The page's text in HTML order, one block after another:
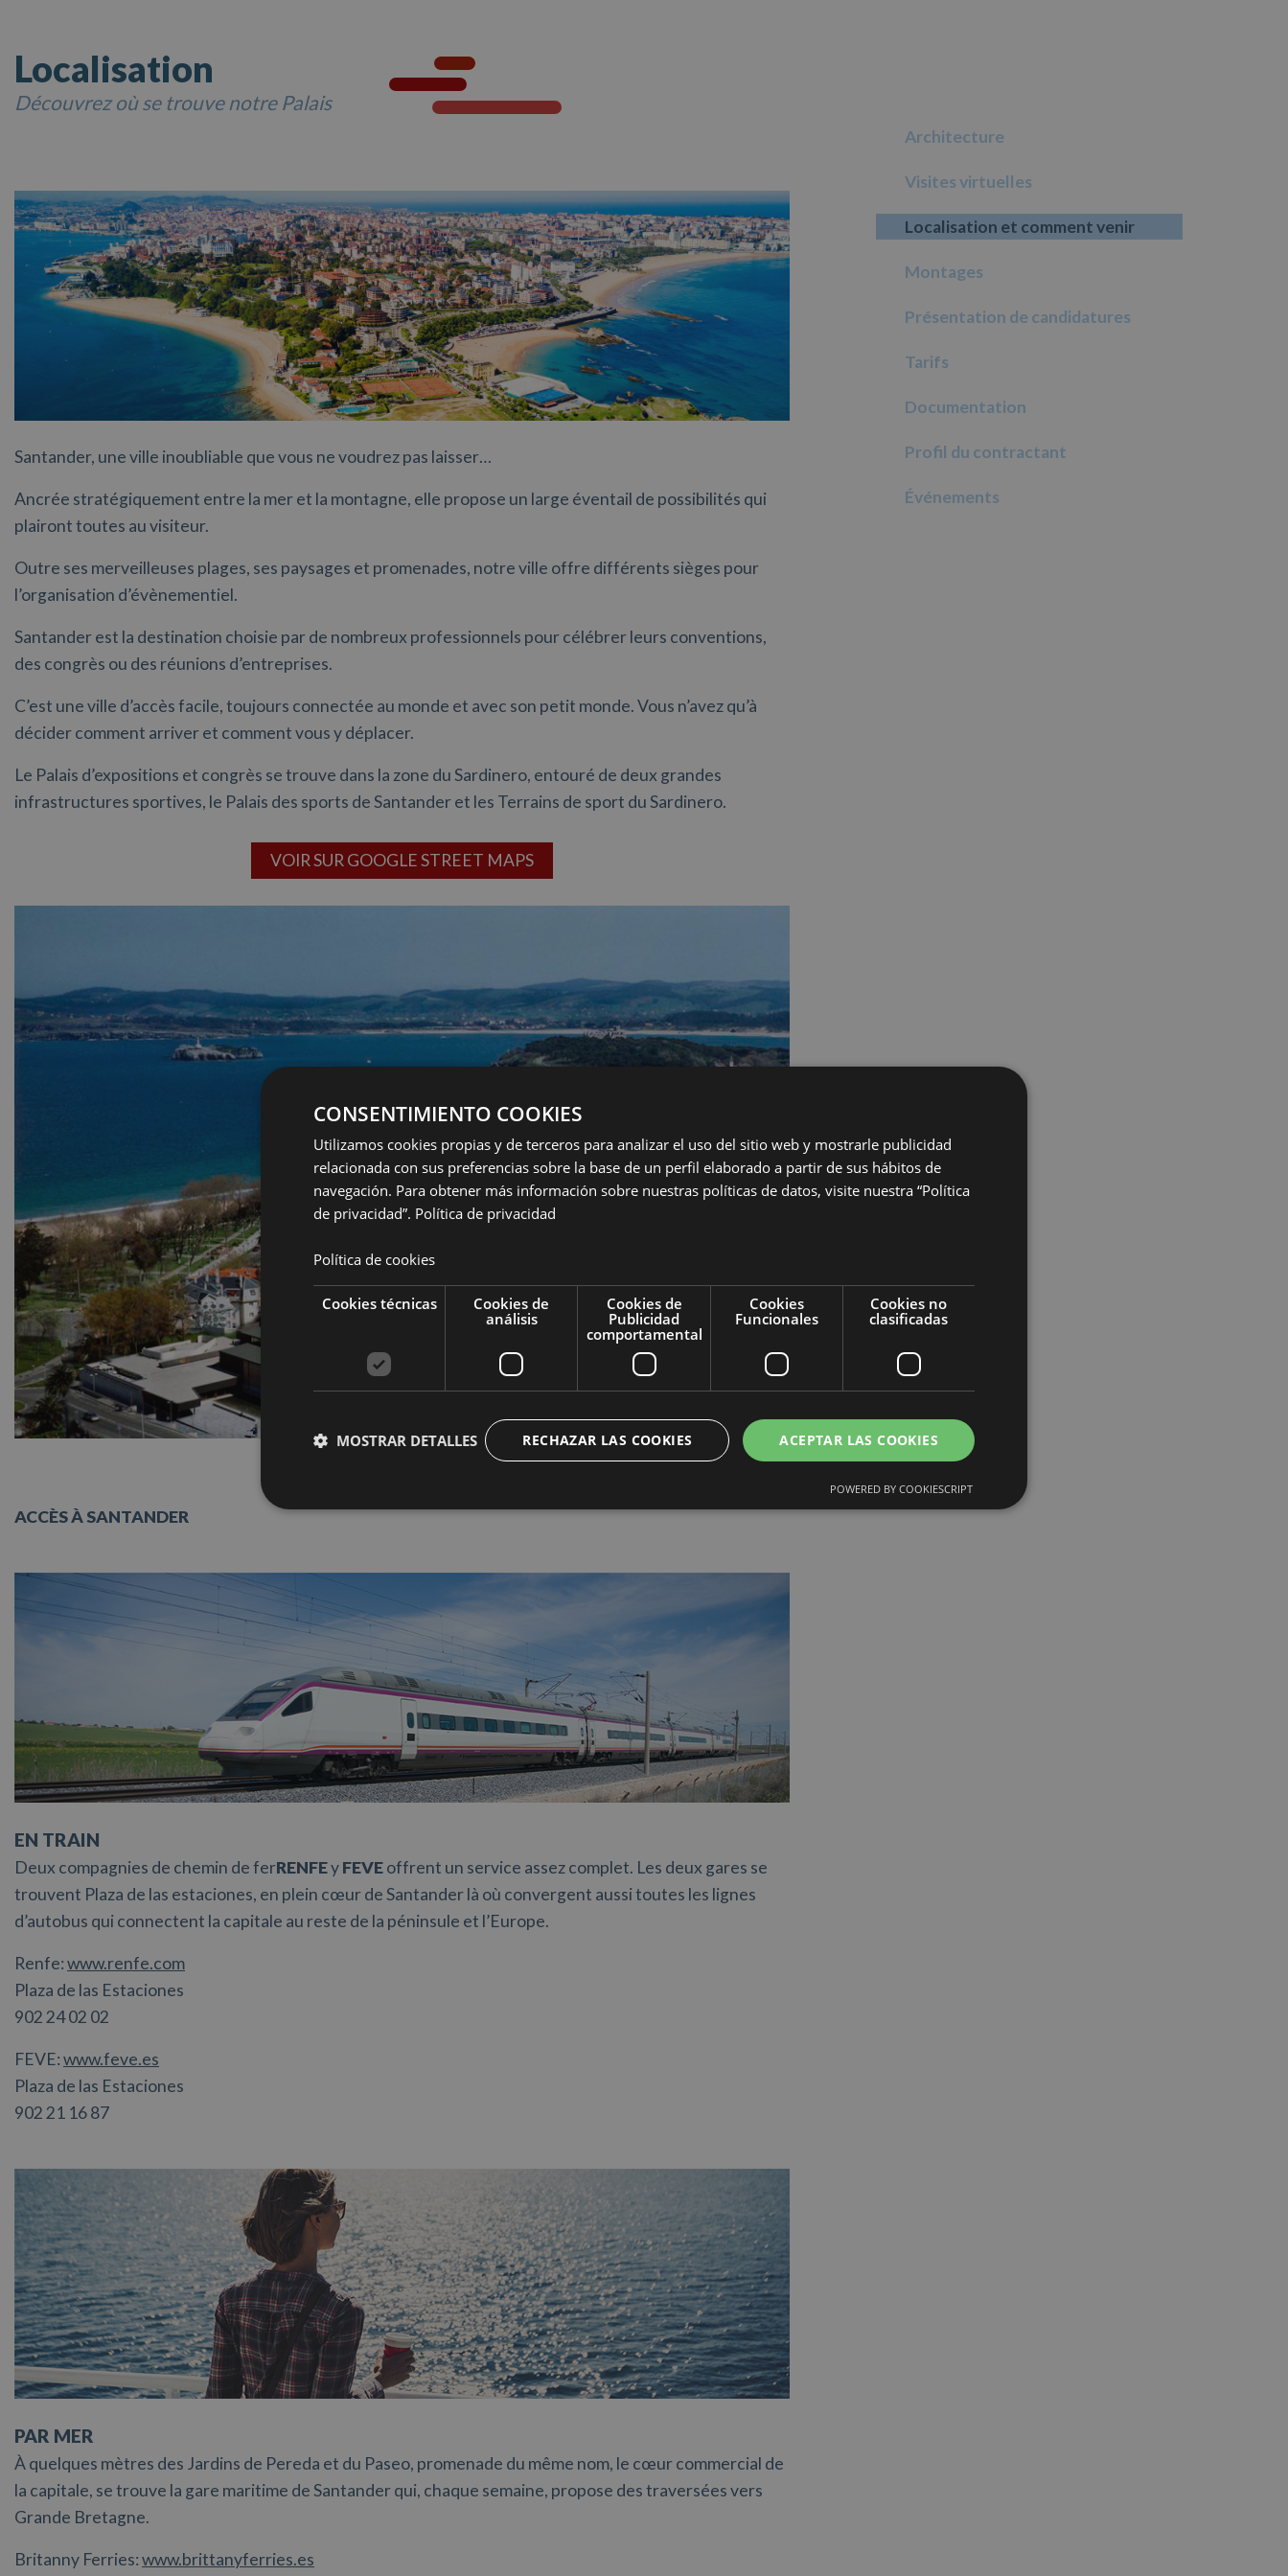
Localisation
Découvrez où se trouve notre Palais
Santander, une ville inoubliable que vous ne voudrez pas laisser…
Ancrée stratégiquement entre la mer et la montagne, elle propose un large éventail de possibilités qui
plairont toutes au visiteur.
Outre ses merveilleuses plages, ses paysages et promenades, notre ville offre différents sièges pour
l’organisation d’évènementiel.
Santander est la destination choisie par de nombreux professionnels pour célébrer leurs conventions,
des congrès ou des réunions d’entreprises.
C’est une ville d’accès facile, toujours connectée au monde et avec son petit monde. Vous n’avez qu’à
décider comment arriver et comment vous y déplacer.
Le Palais d’expositions et congrès se trouve dans la zone du Sardinero, entouré de deux grandes
infrastructures sportives, le Palais des sports de Santander et les Terrains de sport du Sardinero.
VOIR SUR GOOGLE STREET MAPS
ACCÈS À SANTANDER
EN TRAIN
Deux compagnies de chemin de ferRENFEyFEVEoffrent un service assez complet. Les deux gares se
trouvent Plaza de las estaciones, en plein cœur de Santander là où convergent aussi toutes les lignes
d’autobus qui connectent la capitale au reste de la péninsule et l’Europe.
Renfe:www.renfe.com
Plaza de las Estaciones
902 24 02 02
FEVE:www.feve.es
Plaza de las Estaciones
902 21 16 87
PAR MER
À quelques mètres des Jardins de Pereda et du Paseo, promenade du même nom, le cœur commercial de
la capitale, se trouve la gare maritime de Santander qui, chaque semaine, propose des traversées vers
Grande Bretagne.
Britanny Ferries:www.brittanyferries.es
Architecture
Visites virtuelles
Localisation et comment venir
Montages
Présentation de candidatures
Tarifs
Documentation
Profil du contractant
Événements
CONSENTIMIENTO COOKIES
Utilizamos cookies propias y de terceros para analizar el uso del sitio web y mostrarle publicidad
relacionada con sus preferencias sobre la base de un perfil elaborado a partir de sus hábitos de
navegación. Para obtener más información sobre nuestras políticas de datos, visite nuestra “Política
de privacidad”. Política de privacidad
Política de cookies
Cookies técnicas
Cookies de
análisis
Cookies de
Publicidad
comportamental
Cookies
Funcionales
Cookies no
clasificadas
ACEPTAR LAS COOKIES
RECHAZAR LAS COOKIES
MOSTRAR DETALLES
POWERED BY COOKIESCRIPT